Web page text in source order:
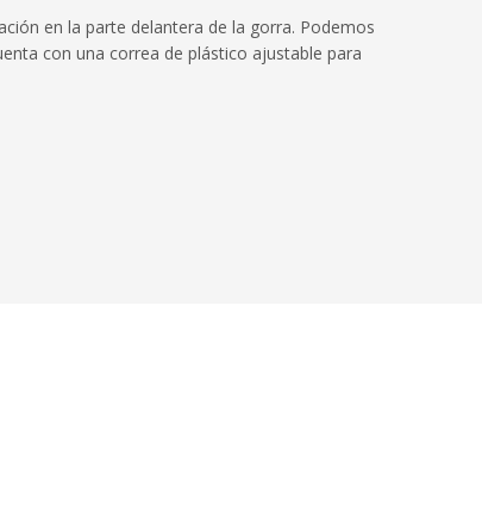
en la parte delantera de la gorra. Podemos
con una correa de plástico ajustable para